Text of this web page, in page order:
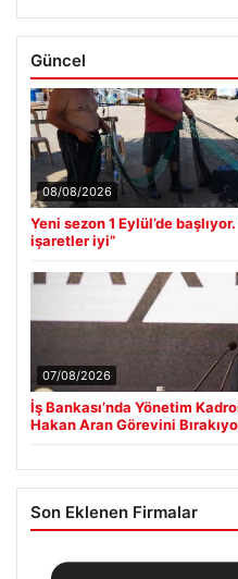
Güncel
08/08/2026
Yeni sezon 1 Eylül’de
işaretler iyi”
07/08/2026
İş Bankası’nda Yönetim
Hakan Aran Görevini
Son Eklenen Firmalar